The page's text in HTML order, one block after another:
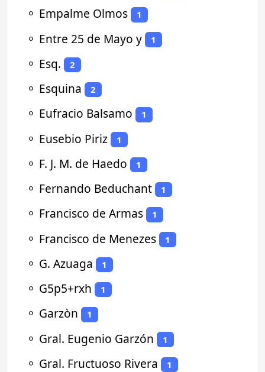
⚬ Empalme Olmos 1
⚬ Entre 25 de Mayo y 1
⚬ Esq. 2
⚬ Esquina 2
⚬ Eufracio Balsamo 1
⚬ Eusebio Piriz 1
⚬ F. J. M. de Haedo 1
⚬ Fernando Beduchant 1
⚬ Francisco de Armas 1
⚬ Francisco de Menezes 1
⚬ G. Azuaga 1
⚬ G5p5+rxh 1
⚬ Garzòn 1
⚬ Gral. Eugenio Garzón 1
⚬ Gral. Fructuoso Rivera 1